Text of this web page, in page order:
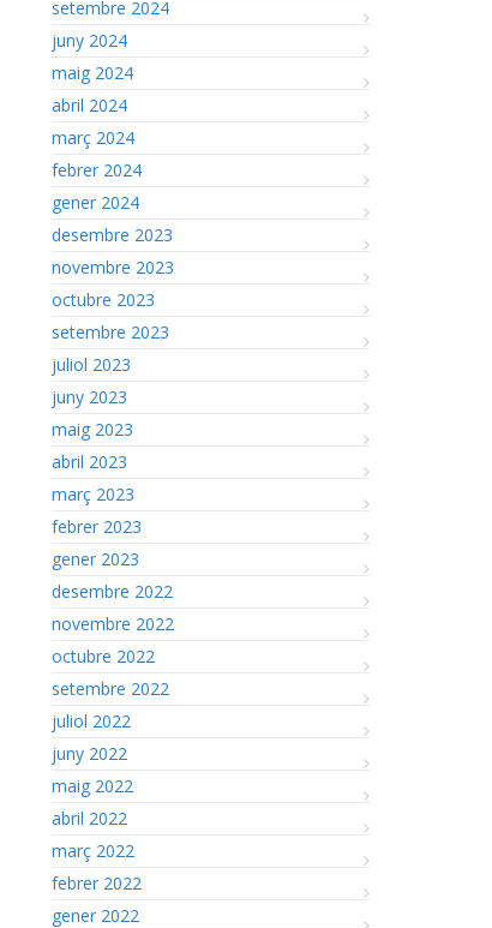
setembre 2024
juny 2024
maig 2024
abril 2024
març 2024
febrer 2024
gener 2024
desembre 2023
novembre 2023
octubre 2023
setembre 2023
juliol 2023
juny 2023
maig 2023
abril 2023
març 2023
febrer 2023
gener 2023
desembre 2022
novembre 2022
octubre 2022
setembre 2022
juliol 2022
juny 2022
maig 2022
abril 2022
març 2022
febrer 2022
gener 2022